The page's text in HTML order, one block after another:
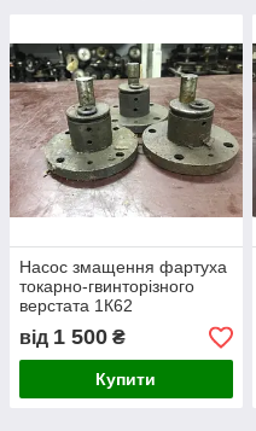
Насос змащення фартуха
токарно-гвинторізного
верстата 1К62
від 1 500 ₴
Купити